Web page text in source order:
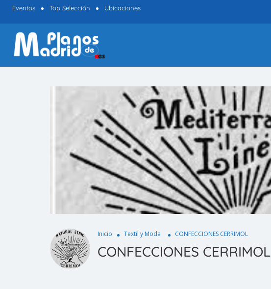
Eventos Top Selección Ubicaciones
Inicio Textil y Moda CONFECCIONES CERRIMOL
CONFECCIONES CERRIMOL